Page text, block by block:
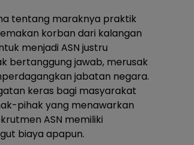
tentang maraknya praktik
korban dari kalangan
menjadi ASN justru
bertanggung jawab, merusak
jabatan negara.
keras bagi masyarakat
pihak yang menawarkan
ASN memiliki
biaya apapun.